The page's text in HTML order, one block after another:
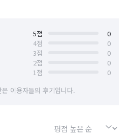
5점
0
4점
0
3점
0
2점
0
1점
0
이용자들의 후기입니다.